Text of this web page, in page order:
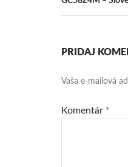
PRIDAJ
Vaša e-mailová
Komentár *